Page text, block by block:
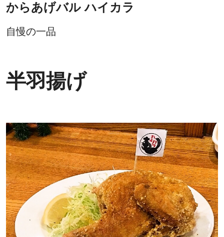
からあげバル ハイカラ
自慢の一品
半羽揚げ